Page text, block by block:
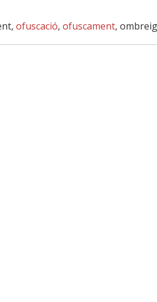
ofuscació, ofuscament, ombreig